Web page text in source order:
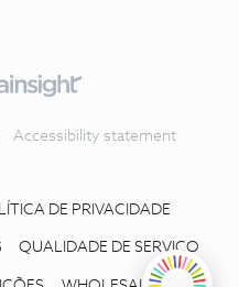
Accessibility statement
DE PRIVACIDADE
QUALIDADE DE SERVIÇO